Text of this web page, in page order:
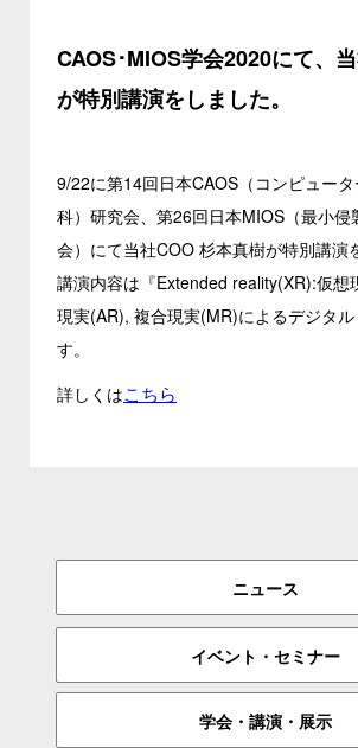
ニュース
イベント・セミナー
学会・講演・展示
CAOS･MIOS学会2020にて、
が特別講演をしました。
9/22に第14回日本CAOS（コンピュー
科）研究会、第26回日本MIOS（最小侵
会）にて当社COO 杉本真樹が特別講演
講演内容は『Extended reality(XR):仮想
現実(AR), 複合現実(MR)によるデジタ
す。
詳しくはこちら